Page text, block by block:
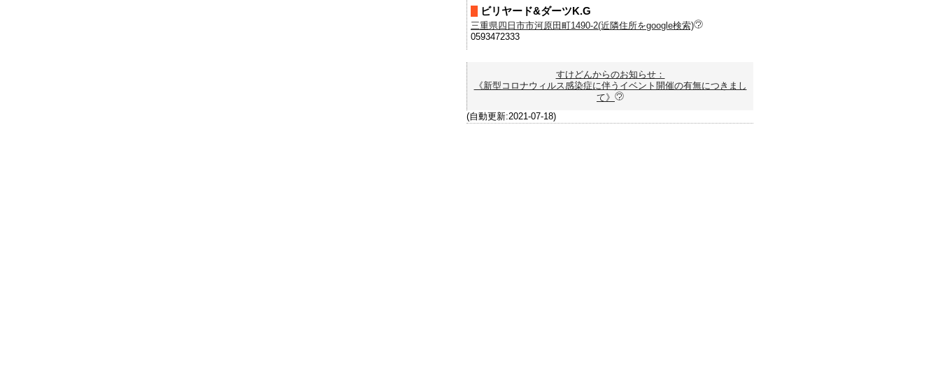
ビリヤード&ダーツK.G
三重県四日市市河原田町1490-2(近隣住所をgoogle検索)
0593472333
すけどんからのお知らせ：
《新型コロナウィルス感染症に伴うイベント開催の有無につきまし
て》
(自動更新:2021-07-18)